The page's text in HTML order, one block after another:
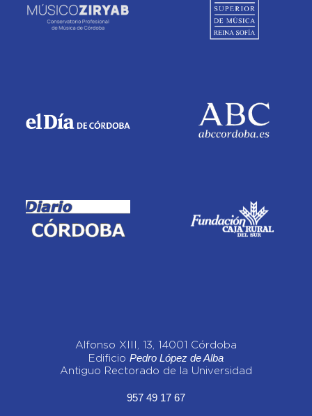
Alfonso XIII, 13, 14001 Córdoba
Edificio Pedro López de Alba
Antiguo Rectorado de la Universidad
957 49 17 67